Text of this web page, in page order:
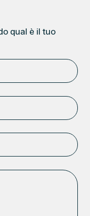
qual è il tuo